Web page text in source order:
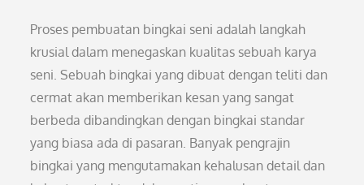
Proses pembuatan bingkai seni adalah langkah
krusial dalam menegaskan kualitas sebuah karya
seni. Sebuah bingkai yang dibuat dengan teliti dan
cermat akan memberikan kesan yang sangat
berbeda dibandingkan dengan bingkai standar
yang biasa ada di pasaran. Banyak pengrajin
bingkai yang mengutamakan kehalusan detail dan